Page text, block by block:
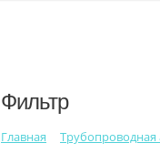
Фильтр
Главная Трубопроводная